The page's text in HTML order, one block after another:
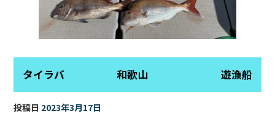
タイラバ 和歌山 遊漁船
投稿日 2023年3月17日